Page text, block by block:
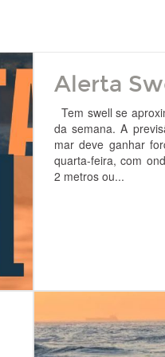
Alerta
Tem swell se
da semana. A
mar deve ganhar
quarta-feira, com
2 metros ou...